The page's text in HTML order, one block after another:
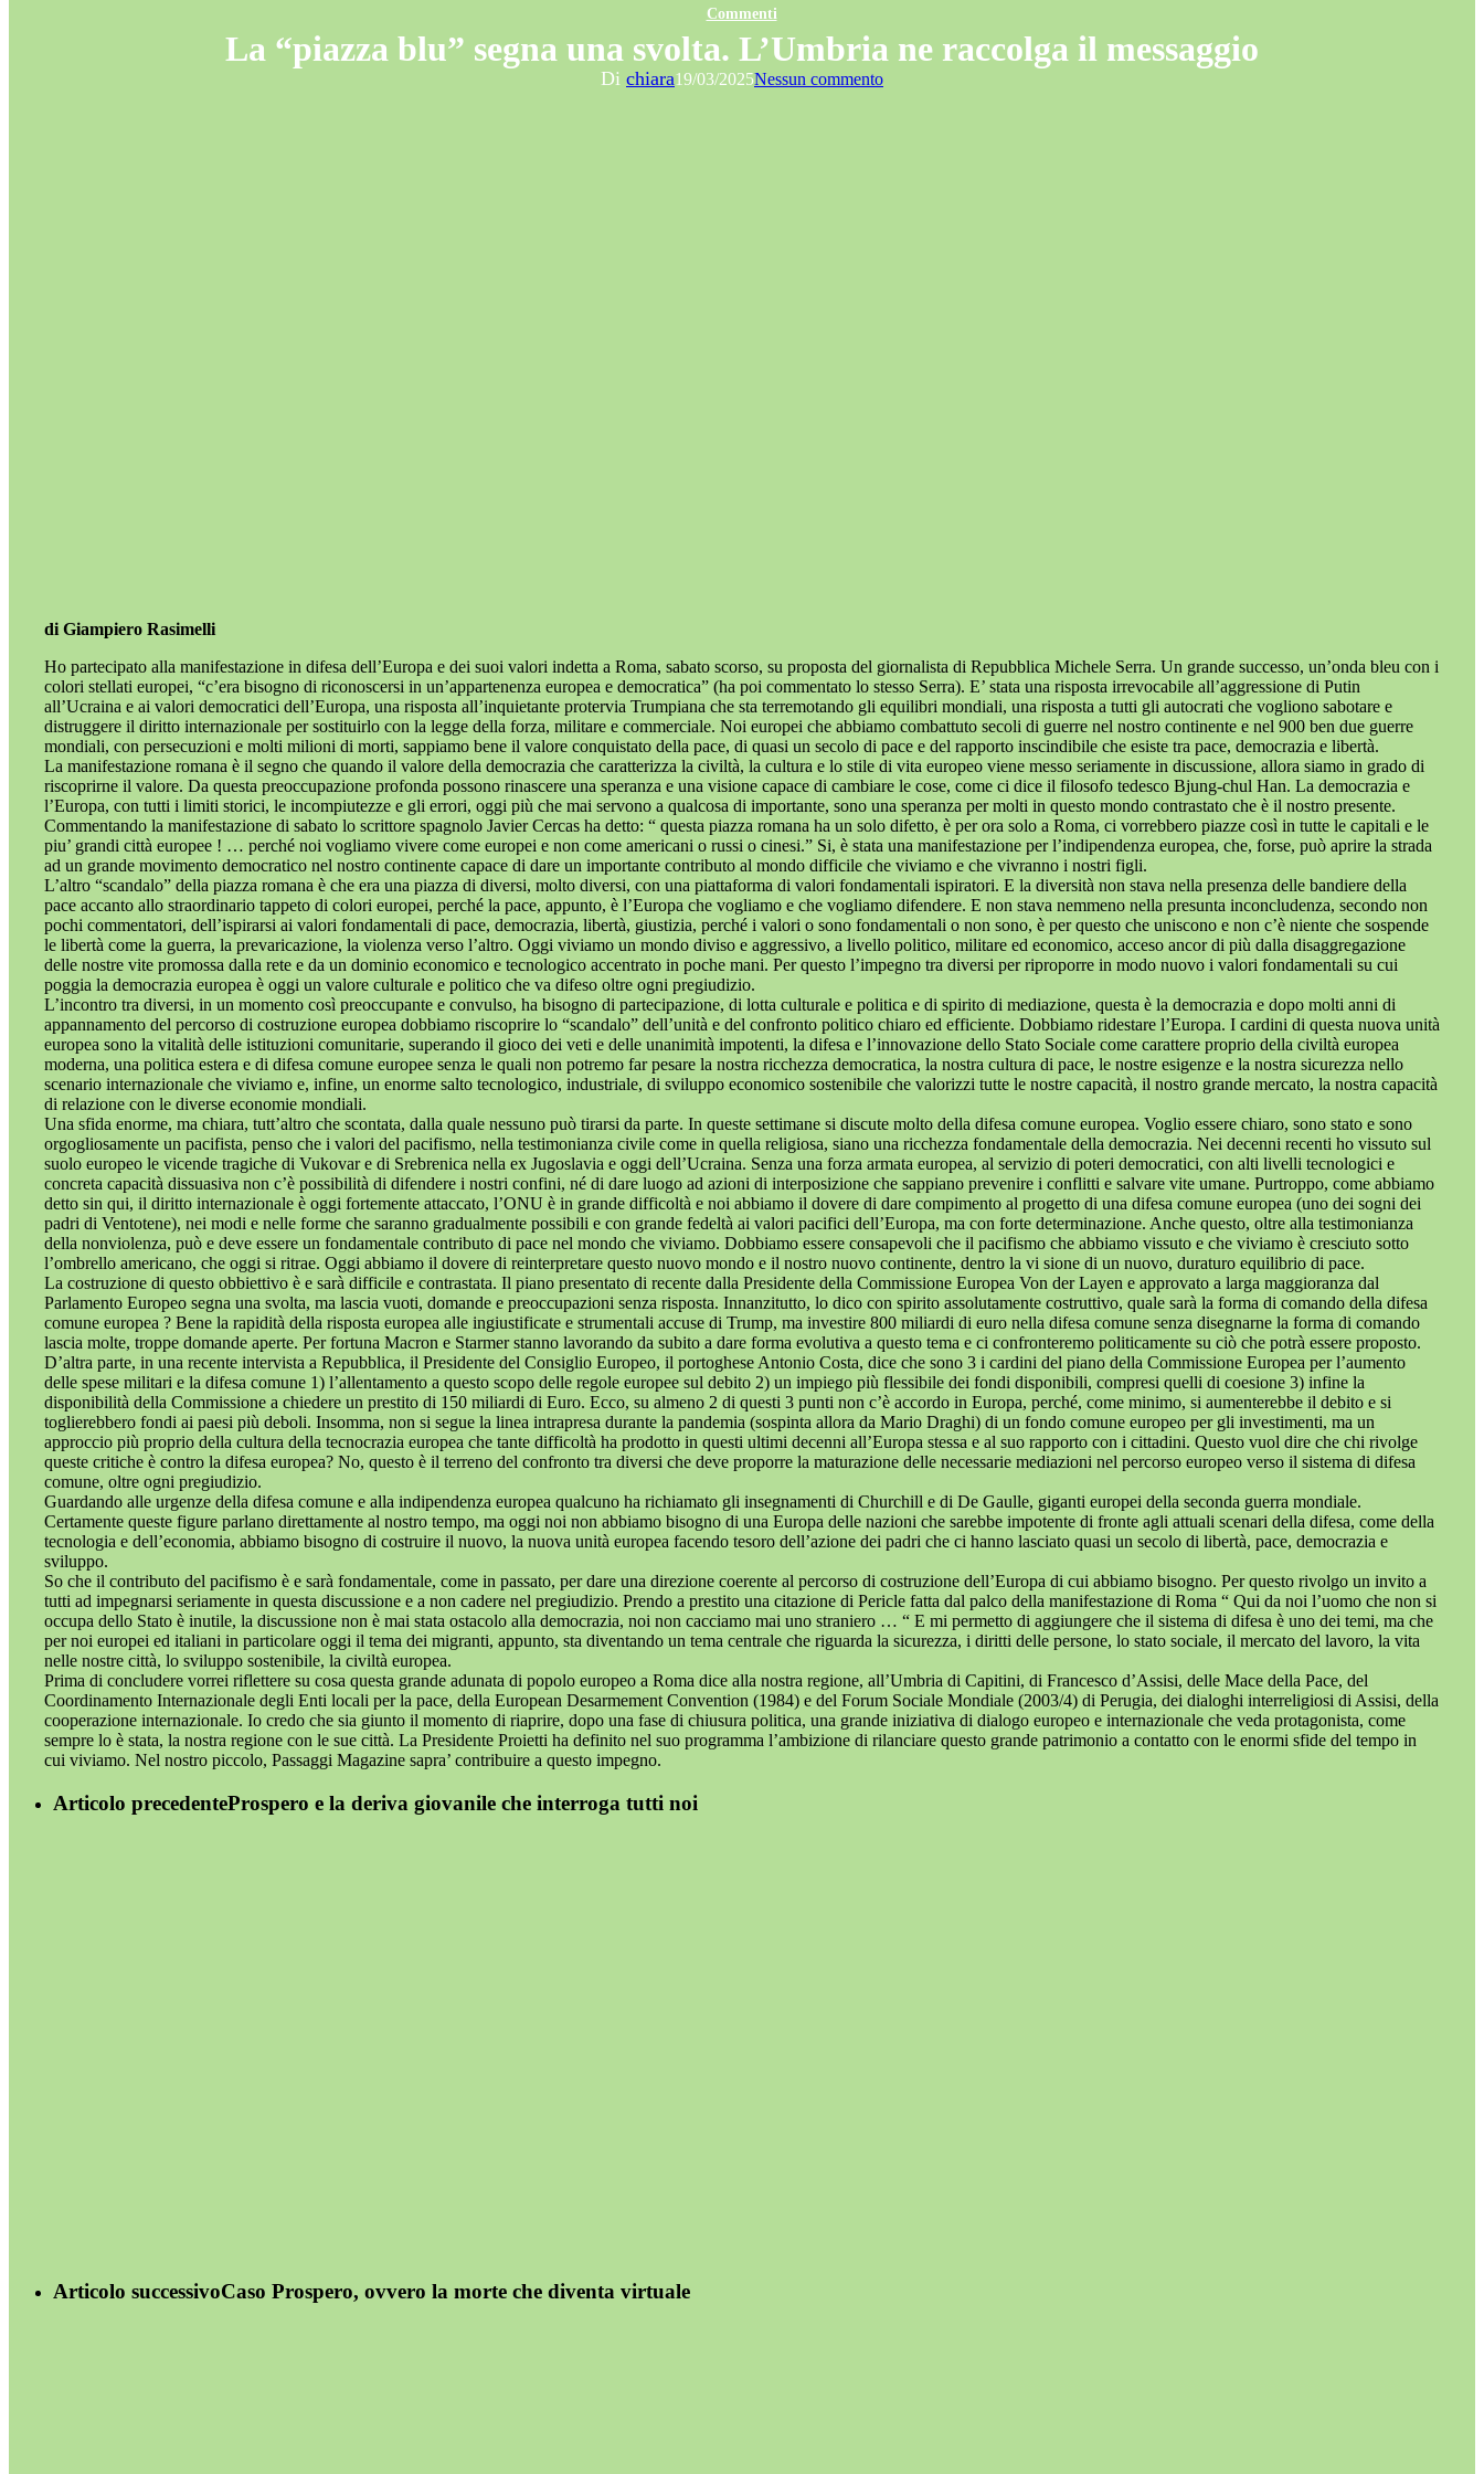
Commenti
La “piazza blu” segna una svolta. L’Umbria ne raccolga il messaggio
Di chiara19/03/2025Nessun commento
di Giampiero Rasimelli
Ho partecipato alla manifestazione in difesa dell’Europa e dei suoi valori indetta a Roma, sabato scorso, su proposta del giornalista di Repubblica Michele Serra. Un grande successo, un’onda bleu con i
colori stellati europei, “c’era bisogno di riconoscersi in un’appartenenza europea e democratica” (ha poi commentato lo stesso Serra). E’ stata una risposta irrevocabile all’aggressione di Putin
all’Ucraina e ai valori democratici dell’Europa, una risposta all’inquietante protervia Trumpiana che sta terremotando gli equilibri mondiali, una risposta a tutti gli autocrati che vogliono sabotare e
distruggere il diritto internazionale per sostituirlo con la legge della forza, militare e commerciale. Noi europei che abbiamo combattuto secoli di guerre nel nostro continente e nel 900 ben due guerre
mondiali, con persecuzioni e molti milioni di morti, sappiamo bene il valore conquistato della pace, di quasi un secolo di pace e del rapporto inscindibile che esiste tra pace, democrazia e libertà.
La manifestazione romana è il segno che quando il valore della democrazia che caratterizza la civiltà, la cultura e lo stile di vita europeo viene messo seriamente in discussione, allora siamo in grado di
riscoprirne il valore. Da questa preoccupazione profonda possono rinascere una speranza e una visione capace di cambiare le cose, come ci dice il filosofo tedesco Bjung-chul Han. La democrazia e
l’Europa, con tutti i limiti storici, le incompiutezze e gli errori, oggi più che mai servono a qualcosa di importante, sono una speranza per molti in questo mondo contrastato che è il nostro presente.
Commentando la manifestazione di sabato lo scrittore spagnolo Javier Cercas ha detto: “ questa piazza romana ha un solo difetto, è per ora solo a Roma, ci vorrebbero piazze così in tutte le capitali e le
piu’ grandi città europee ! … perché noi vogliamo vivere come europei e non come americani o russi o cinesi.” Si, è stata una manifestazione per l’indipendenza europea, che, forse, può aprire la strada
ad un grande movimento democratico nel nostro continente capace di dare un importante contributo al mondo difficile che viviamo e che vivranno i nostri figli.
L’altro “scandalo” della piazza romana è che era una piazza di diversi, molto diversi, con una piattaforma di valori fondamentali ispiratori. E la diversità non stava nella presenza delle bandiere della
pace accanto allo straordinario tappeto di colori europei, perché la pace, appunto, è l’Europa che vogliamo e che vogliamo difendere. E non stava nemmeno nella presunta inconcludenza, secondo non
pochi commentatori, dell’ispirarsi ai valori fondamentali di pace, democrazia, libertà, giustizia, perché i valori o sono fondamentali o non sono, è per questo che uniscono e non c’è niente che sospende
le libertà come la guerra, la prevaricazione, la violenza verso l’altro. Oggi viviamo un mondo diviso e aggressivo, a livello politico, militare ed economico, acceso ancor di più dalla disaggregazione
delle nostre vite promossa dalla rete e da un dominio economico e tecnologico accentrato in poche mani. Per questo l’impegno tra diversi per riproporre in modo nuovo i valori fondamentali su cui
poggia la democrazia europea è oggi un valore culturale e politico che va difeso oltre ogni pregiudizio.
L’incontro tra diversi, in un momento così preoccupante e convulso, ha bisogno di partecipazione, di lotta culturale e politica e di spirito di mediazione, questa è la democrazia e dopo molti anni di
appannamento del percorso di costruzione europea dobbiamo riscoprire lo “scandalo” dell’unità e del confronto politico chiaro ed efficiente. Dobbiamo ridestare l’Europa. I cardini di questa nuova unità
europea sono la vitalità delle istituzioni comunitarie, superando il gioco dei veti e delle unanimità impotenti, la difesa e l’innovazione dello Stato Sociale come carattere proprio della civiltà europea
moderna, una politica estera e di difesa comune europee senza le quali non potremo far pesare la nostra ricchezza democratica, la nostra cultura di pace, le nostre esigenze e la nostra sicurezza nello
scenario internazionale che viviamo e, infine, un enorme salto tecnologico, industriale, di sviluppo economico sostenibile che valorizzi tutte le nostre capacità, il nostro grande mercato, la nostra capacità
di relazione con le diverse economie mondiali.
Una sfida enorme, ma chiara, tutt’altro che scontata, dalla quale nessuno può tirarsi da parte. In queste settimane si discute molto della difesa comune europea. Voglio essere chiaro, sono stato e sono
orgogliosamente un pacifista, penso che i valori del pacifismo, nella testimonianza civile come in quella religiosa, siano una ricchezza fondamentale della democrazia. Nei decenni recenti ho vissuto sul
suolo europeo le vicende tragiche di Vukovar e di Srebrenica nella ex Jugoslavia e oggi dell’Ucraina. Senza una forza armata europea, al servizio di poteri democratici, con alti livelli tecnologici e
concreta capacità dissuasiva non c’è possibilità di difendere i nostri confini, né di dare luogo ad azioni di interposizione che sappiano prevenire i conflitti e salvare vite umane. Purtroppo, come abbiamo
detto sin qui, il diritto internazionale è oggi fortemente attaccato, l’ONU è in grande difficoltà e noi abbiamo il dovere di dare compimento al progetto di una difesa comune europea (uno dei sogni dei
padri di Ventotene), nei modi e nelle forme che saranno gradualmente possibili e con grande fedeltà ai valori pacifici dell’Europa, ma con forte determinazione. Anche questo, oltre alla testimonianza
della nonviolenza, può e deve essere un fondamentale contributo di pace nel mondo che viviamo. Dobbiamo essere consapevoli che il pacifismo che abbiamo vissuto e che viviamo è cresciuto sotto
l’ombrello americano, che oggi si ritrae. Oggi abbiamo il dovere di reinterpretare questo nuovo mondo e il nostro nuovo continente, dentro la vi sione di un nuovo, duraturo equilibrio di pace.
La costruzione di questo obbiettivo è e sarà difficile e contrastata. Il piano presentato di recente dalla Presidente della Commissione Europea Von der Layen e approvato a larga maggioranza dal
Parlamento Europeo segna una svolta, ma lascia vuoti, domande e preoccupazioni senza risposta. Innanzitutto, lo dico con spirito assolutamente costruttivo, quale sarà la forma di comando della difesa
comune europea ? Bene la rapidità della risposta europea alle ingiustificate e strumentali accuse di Trump, ma investire 800 miliardi di euro nella difesa comune senza disegnarne la forma di comando
lascia molte, troppe domande aperte. Per fortuna Macron e Starmer stanno lavorando da subito a dare forma evolutiva a questo tema e ci confronteremo politicamente su ciò che potrà essere proposto.
D’altra parte, in una recente intervista a Repubblica, il Presidente del Consiglio Europeo, il portoghese Antonio Costa, dice che sono 3 i cardini del piano della Commissione Europea per l’aumento
delle spese militari e la difesa comune 1) l’allentamento a questo scopo delle regole europee sul debito 2) un impiego più flessibile dei fondi disponibili, compresi quelli di coesione 3) infine la
disponibilità della Commissione a chiedere un prestito di 150 miliardi di Euro. Ecco, su almeno 2 di questi 3 punti non c’è accordo in Europa, perché, come minimo, si aumenterebbe il debito e si
toglierebbero fondi ai paesi più deboli. Insomma, non si segue la linea intrapresa durante la pandemia (sospinta allora da Mario Draghi) di un fondo comune europeo per gli investimenti, ma un
approccio più proprio della cultura della tecnocrazia europea che tante difficoltà ha prodotto in questi ultimi decenni all’Europa stessa e al suo rapporto con i cittadini. Questo vuol dire che chi rivolge
queste critiche è contro la difesa europea? No, questo è il terreno del confronto tra diversi che deve proporre la maturazione delle necessarie mediazioni nel percorso europeo verso il sistema di difesa
comune, oltre ogni pregiudizio.
Guardando alle urgenze della difesa comune e alla indipendenza europea qualcuno ha richiamato gli insegnamenti di Churchill e di De Gaulle, giganti europei della seconda guerra mondiale.
Certamente queste figure parlano direttamente al nostro tempo, ma oggi noi non abbiamo bisogno di una Europa delle nazioni che sarebbe impotente di fronte agli attuali scenari della difesa, come della
tecnologia e dell’economia, abbiamo bisogno di costruire il nuovo, la nuova unità europea facendo tesoro dell’azione dei padri che ci hanno lasciato quasi un secolo di libertà, pace, democrazia e
sviluppo.
So che il contributo del pacifismo è e sarà fondamentale, come in passato, per dare una direzione coerente al percorso di costruzione dell’Europa di cui abbiamo bisogno. Per questo rivolgo un invito a
tutti ad impegnarsi seriamente in questa discussione e a non cadere nel pregiudizio. Prendo a prestito una citazione di Pericle fatta dal palco della manifestazione di Roma “ Qui da noi l’uomo che non si
occupa dello Stato è inutile, la discussione non è mai stata ostacolo alla democrazia, noi non cacciamo mai uno straniero … “ E mi permetto di aggiungere che il sistema di difesa è uno dei temi, ma che
per noi europei ed italiani in particolare oggi il tema dei migranti, appunto, sta diventando un tema centrale che riguarda la sicurezza, i diritti delle persone, lo stato sociale, il mercato del lavoro, la vita
nelle nostre città, lo sviluppo sostenibile, la civiltà europea.
Prima di concludere vorrei riflettere su cosa questa grande adunata di popolo europeo a Roma dice alla nostra regione, all’Umbria di Capitini, di Francesco d’Assisi, delle Mace della Pace, del
Coordinamento Internazionale degli Enti locali per la pace, della European Desarmement Convention (1984) e del Forum Sociale Mondiale (2003/4) di Perugia, dei dialoghi interreligiosi di Assisi, della
cooperazione internazionale. Io credo che sia giunto il momento di riaprire, dopo una fase di chiusura politica, una grande iniziativa di dialogo europeo e internazionale che veda protagonista, come
sempre lo è stata, la nostra regione con le sue città. La Presidente Proietti ha definito nel suo programma l’ambizione di rilanciare questo grande patrimonio a contatto con le enormi sfide del tempo in
cui viviamo. Nel nostro piccolo, Passaggi Magazine sapra’ contribuire a questo impegno.
Articolo precedenteProspero e la deriva giovanile che interroga tutti noi
Articolo successivoCaso Prospero, ovvero la morte che diventa virtuale